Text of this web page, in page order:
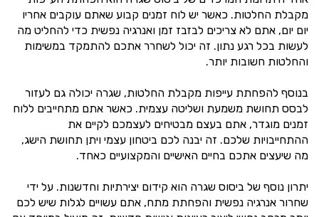
מקבלת החלטות. כאשר יש לוח זמנים קבוע שאתם עוקבים אחריו
יום יום, אתם לא צריכים לבזבז זמן ואנרגיה נפשית כדי להחליט מה
לעשות בכל רגע נתון. זה יכול לשחרר אתכם להתמקד במשימות
והחלטות חשובות יותר.
בנוסף להפחתת עייפות מקבלת החלטות, שגרה יכולה גם לעזור
לבסס תחושת משמעת ושליטה עצמית. כאשר אתם מתחייבים ללוח
זמנים מוגדר, אתם בעצם מבטיחים לעצמכם לקיים את
ההתחייבויות שלכם. זה יבנה לכם ביטחון עצמי ויתן תחושת הישג,
מה שיעצים אתכם בחיים האישיים והמקצועיים כאחד.
יתרון נוסף של ביסוס שגרה הוא קידום יצירתיות וחדשנות. על ידי
שחרור אנרגיה נפשית והפחתת מתח, אתם עשויים לגלות שיש לכם